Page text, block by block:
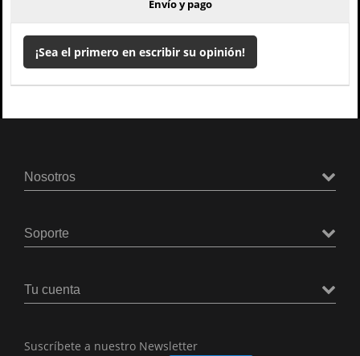
Envío y pago
¡Sea el primero en escribir su opinión!
Nosotros
Soporte
Tu cuenta
Suscríbete a nuestro Newsletter